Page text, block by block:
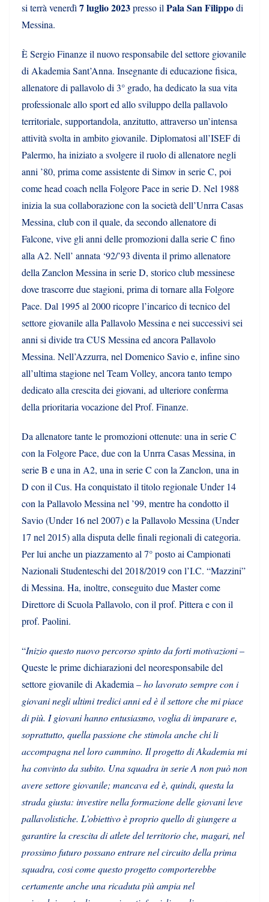
si terrà venerdì 7 luglio 2023presso il Pala San Filippodi
Messina.
È Sergio Finanze il nuovo responsabile del settore giovanile
di Akademia Sant’Anna. Insegnante di educazione fisica,
allenatore di pallavolo di 3° grado, ha dedicato la sua vita
professionale allo sport ed allo sviluppo della pallavolo
territoriale, supportandola, anzitutto, attraverso un’intensa
attività svolta in ambito giovanile. Diplomatosi all’ISEF di
Palermo, ha iniziato a svolgere il ruolo di allenatore negli
anni ’80, prima come assistente di Simov in serie C, poi
come head coach nella Folgore Pace in serie D. Nel 1988
inizia la sua collaborazione con la società dell’Unrra Casas
Messina, club con il quale, da secondo allenatore di
Falcone, vive gli anni delle promozioni dalla serie C fino
alla A2. Nell’ annata ‘92/’93 diventa il primo allenatore
della Zanclon Messina in serie D, storico club messinese
dove trascorre due stagioni, prima di tornare alla Folgore
Pace. Dal 1995 al 2000 ricopre l’incarico di tecnico del
settore giovanile alla Pallavolo Messina e nei successivi sei
anni si divide tra CUS Messina ed ancora Pallavolo
Messina. Nell’Azzurra, nel Domenico Savio e, infine sino
all’ultima stagione nel Team Volley, ancora tanto tempo
dedicato alla crescita dei giovani, ad ulteriore conferma
della prioritaria vocazione del Prof. Finanze.
Da allenatore tante le promozioni ottenute: una in serie C
con la Folgore Pace, due con la Unrra Casas Messina, in
serie B e una in A2, una in serie C con la Zanclon, una in
D con il Cus. Ha conquistato il titolo regionale Under 14
con la Pallavolo Messina nel ’99, mentre ha condotto il
Savio (Under 16 nel 2007) e la Pallavolo Messina (Under
17 nel 2015) alla disputa delle finali regionali di categoria.
Per lui anche un piazzamento al 7° posto ai Campionati
Nazionali Studenteschi del 2018/2019 con l’I.C. “Mazzini”
di Messina. Ha, inoltre, conseguito due Master come
Direttore di Scuola Pallavolo, con il prof. Pittera e con il
prof. Paolini.
“Inizio questo nuovo percorso spinto da forti motivazioni–
Queste le prime dichiarazioni del neoresponsabile del
settore giovanile di Akademia –ho lavorato sempre con i
giovani negli ultimi tredici anni ed è il settore che mi piace
di più. I giovani hanno entusiasmo, voglia di imparare e,
soprattutto, quella passione che stimola anche chi li
accompagna nel loro cammino. Il progetto di Akademia mi
ha convinto da subito. Una squadra in serie A non può non
avere settore giovanile; mancava ed è, quindi, questa la
strada giusta: investire nella formazione delle giovani leve
pallavolistiche. L’obiettivo è proprio quello di giungere a
garantire la crescita di atlete del territorio che, magari, nel
prossimo futuro possano entrare nel circuito della prima
squadra, cosi come questo progetto comporterebbe
certamente anche una ricaduta più ampia nel